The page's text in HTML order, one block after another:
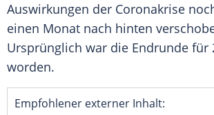
Auswirkungen der Coronakrise
einen Monat nach hinten
Ursprünglich war die Endrunde für
worden.
Empfohlener externer Inhalt: